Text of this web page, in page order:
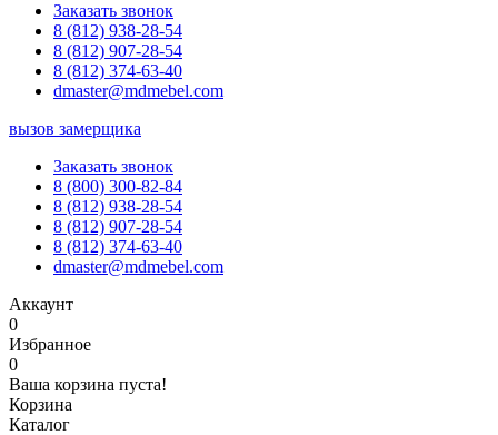
Заказать звонок
8 (812) 938-28-54
8 (812) 907-28-54
8 (812) 374-63-40
dmaster@mdmebel.com
вызов замерщика
Заказать звонок
8 (800) 300-82-84
8 (812) 938-28-54
8 (812) 907-28-54
8 (812) 374-63-40
dmaster@mdmebel.com
Аккаунт
0
Избранное
0
Ваша корзина пуста!
Корзина
Каталог